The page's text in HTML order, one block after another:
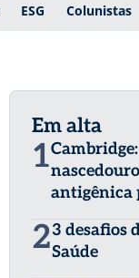
ESG Colunistas
Em alta
1
antigênica
23 desafios
Saúde